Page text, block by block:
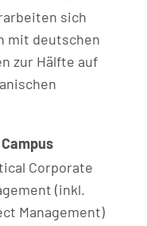
sich
mit deutschen
zur Hälfte auf
Corporate
(inkl.
Management)